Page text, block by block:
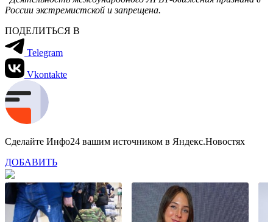
России экстремистской и запрещена.
ПОДЕЛИТЬСЯ В
Telegram
Vkontakte
Сделайте Инфо24 вашим источником в Яндекс.Новостях
ДОБАВИТЬ